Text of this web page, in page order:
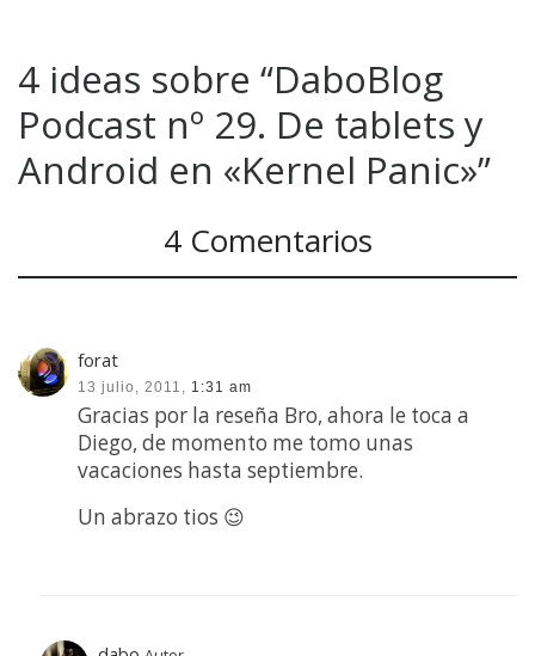
4 ideas sobre “DaboBlog
Podcast nº 29. De tablets y
Android en «Kernel Panic»”
4 Comentarios
forat
13 julio, 2011, 1:31 am
Gracias por la reseña Bro, ahora le toca a
Diego, de momento me tomo unas
vacaciones hasta septiembre.
Un abrazo tios 😉